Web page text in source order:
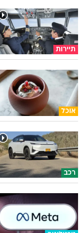
תיירות
אוכל
רכב